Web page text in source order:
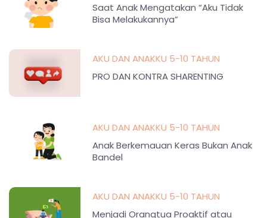
Saat Anak Mengatakan “Aku Tidak
Bisa Melakukannya”
AKU DAN ANAKKU 5-10 TAHUN
PRO DAN KONTRA SHARENTING
AKU DAN ANAKKU 5-10 TAHUN
Anak Berkemauan Keras Bukan Anak
Bandel
AKU DAN ANAKKU 5-10 TAHUN
Menjadi Orangtua Proaktif atau